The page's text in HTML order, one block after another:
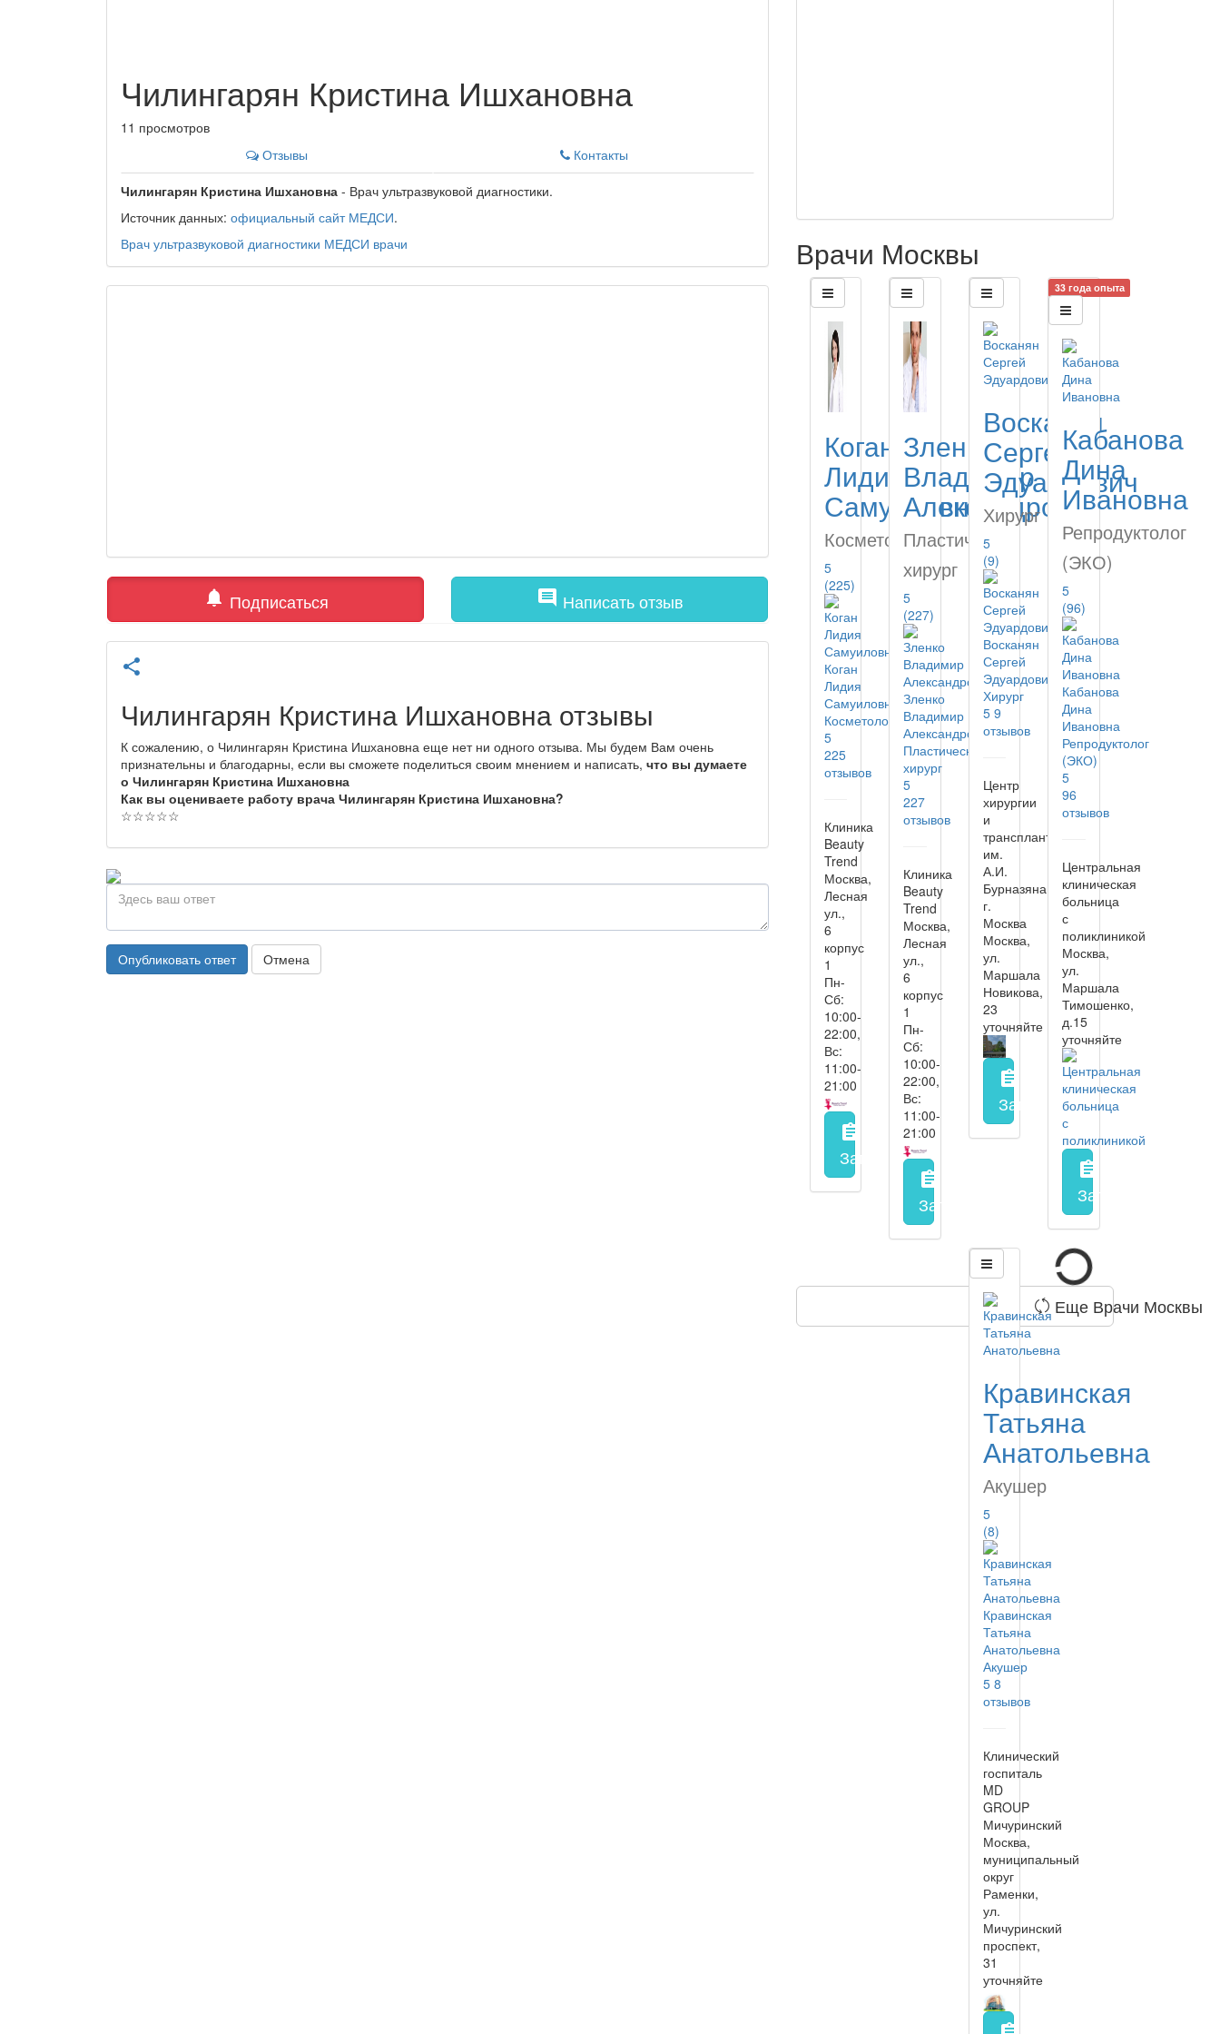
Чилингарян Кристина Ишхановна
11 просмотров
Отзывы
Контакты
Чилингарян Кристина Ишхановна - Врач ультразвуковой диагностики.
Источник данных: официальный сайт МЕДСИ.
Врач ультразвуковой диагностики МЕДСИ врачи
notifications Подписаться comment Написать отзыв
share
Чилингарян Кристина Ишхановна отзывы
К сожалению, о Чилингарян Кристина Ишхановна еще нет ни одного отзыва. Мы будем Вам очень
признательны и благодарны, если вы сможете поделиться своим мнением и написать, что вы думаете
о Чилингарян Кристина Ишхановна
Как вы оцениваете работу врача Чилингарян Кристина Ишхановна?
☆☆☆☆☆
Опубликовать ответ Отмена
Врачи Москвы
Коган
Лидия
Самуиловна
Косметолог
5
(225)
Коган
Лидия
Самуиловна
Косметолог
5
225
отзывов
Клиника
Beauty
Trend
Москва,
Лесная
ул.,
6
корпус
1
Пн-
Сб:
10:00-
22:00,
Вс:
11:00-
21:00
assignment
Запись на прием заполнить форму онлайн
Зленко
Владимир
Александрович
Пластический
хирург
5
(227)
Зленко
Владимир
Александрович
Пластический
хирург
5
227
отзывов
Клиника
Beauty
Trend
Москва,
Лесная
ул.,
6
корпус
1
Пн-
Сб:
10:00-
22:00,
Вс:
11:00-
21:00
assignment
Запись на прием заполнить форму
Восканян
Сергей
Эдуардович
Хирург
5
(9)
Восканян
Сергей
Эдуардович
Хирург
5 9
отзывов
Центр
хирургии
и
трансплантологии
им.
А.И.
Бурназяна,
г.
Москва
Москва,
ул.
Маршала
Новикова,
23
уточняйте
assignment
Запись на прием
33 года опыта
Кабанова
Дина
Ивановна
Репродуктолог
(ЭКО)
5
(96)
Кабанова
Дина
Ивановна
Репродуктолог
(ЭКО)
5
96
отзывов
Центральная
клиническая
больница
с
поликлиникой
Москва,
ул.
Маршала
Тимошенко,
д.15
уточняйте
assignment
Запись на прием
Кравинская
Татьяна
Анатольевна
Акушер
5
(8)
Кравинская
Татьяна
Анатольевна
Акушер
5 8
отзывов
Клинический
госпиталь
MD
GROUP
Мичуринский
Москва,
муниципальный
округ
Раменки,
ул.
Мичуринский
проспект,
31
уточняйте
Еще Врачи Москвы